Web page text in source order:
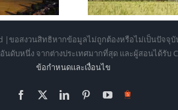
|ขอสงวนสิทธิหากข้อมูลไม่ถูกต้องหรือไม่เป็นปัจจุ
บหนึ่ง จากต่างประเทศมากที่สุด และผู้สอนได้รับ
ข้อกำหนดเเละเงื่อนไข